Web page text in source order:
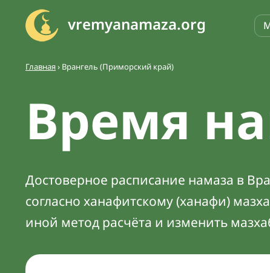
vremyanamaza.org
Главная› Врангель (Приморский край)
Время
Достоверное расписание намаза в
согласно ханафитскому (ханафи)
иной метод расчёта и изменить